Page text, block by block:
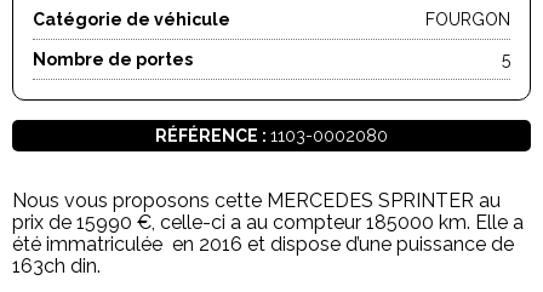
Catégorie de véhicule FOURGON
Nombre de portes 5
RÉFÉRENCE : 1103-0002080
Nous vous proposons cette MERCEDES SPRINTER au
prix de 15990 €, celle-ci a au compteur 185000 km. Elle a
été immatriculée en 2016 et dispose d’une puissance de
163ch din.